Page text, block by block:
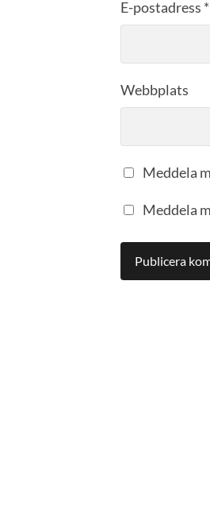
E-postadress *
Webbplats
Meddela
Meddela